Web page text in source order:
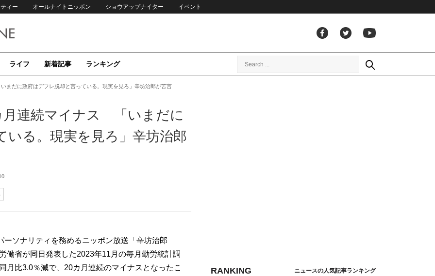
ィー オールナイトニッポン ショウアップナイター イベント
ライフ 新着記事 ランキング
だに政府はデフレ脱却と言っている。現実を見ろ」辛坊治郎が苦言
連続マイナス 「いまだに
いる。現実を見ろ」辛坊治郎
ーソナリティを務めるニッポン放送「辛坊治郎
省が同日発表した2023年11月の毎月勤労統計調
月比3.0％減で、20カ月連続のマイナスとなったこ
RANKING ニュースの人気記事ランキング